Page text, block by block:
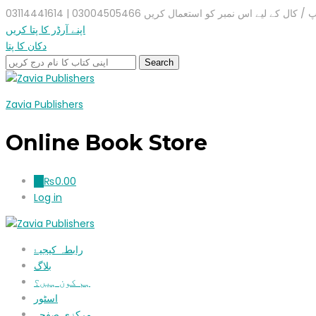
کے لیے اس نمبر کو استعمال کریں 03004505466 | 03114441614
اپنے آرڈر کا پتا کریں
دکان کا پتا
Zavia Publishers
Online Book Store
₨0.00
Log in
رابطہ کیجیۓ
بلاگ
ہم کون ہیں؟
اسٹور